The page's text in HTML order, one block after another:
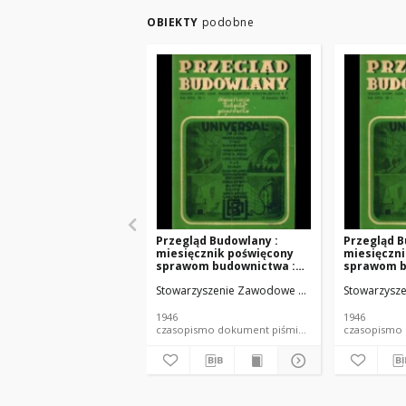
OBIEKTY podobne
Przegląd Budowlany :
miesięcznik poświęcony
sprawom budownictwa :
Zawodowego
Budowlanych R. P. R. XVIII
nr 12 (1946)
Stowarzyszenie Zawodowe Przemysłowców
1946
czasopismo dokument piśmienniczy
Przegląd
sprawom
nr 5 (1946)
1946